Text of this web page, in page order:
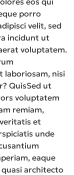
porro
velit, sed
incidunt ut
voluptatem.
laboriosam, nisi
QuisSed ut
voluptatem
remiam,
et
unde
eaque
architecto